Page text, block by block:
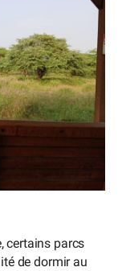
certains parcs
de dormir au